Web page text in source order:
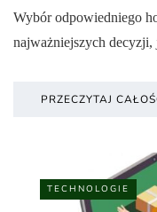
Wybór odpowiedniego
najważniejszych
PRZECZYTAJ
TECHNOLOGIE